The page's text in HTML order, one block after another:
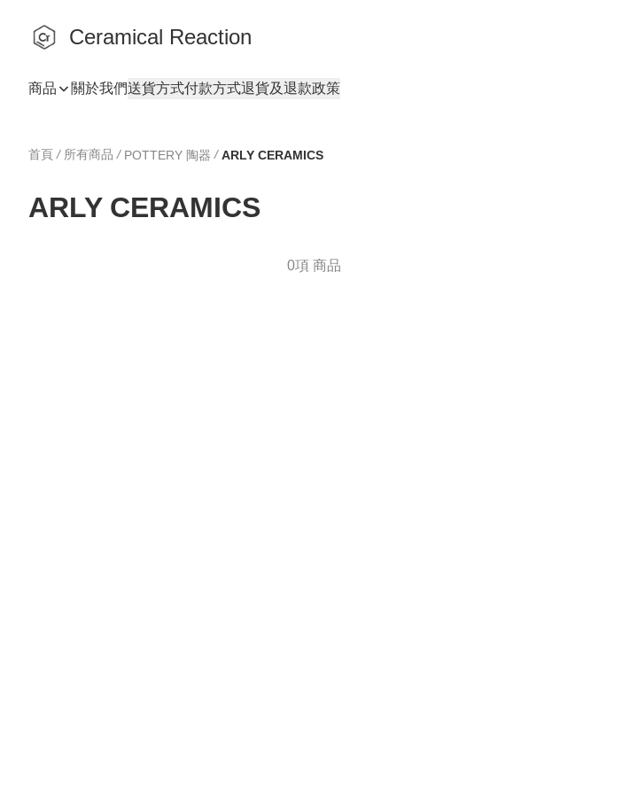
Ceramical Reaction
商品 關於我們送貨方式付款方式退貨及退款政策
首頁 / 所有商品 / POTTERY 陶器 / ARLY CERAMICS
ARLY CERAMICS
0項 商品